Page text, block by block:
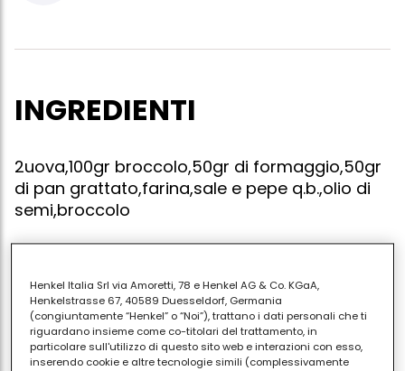
INGREDIENTI
2uova,100gr broccolo,50gr di formaggio,50gr
di pan grattato,farina,sale e pepe q.b.,olio di
semi,broccolo
Battere le uova per un paio di minuti,aggiungere a
pioggia il formaggio grattuggiato e il pan grattato e
continuare a battere.scolare bene il broccolo bollito
e amalgamarlo alle uova con le mani formando
Henkel Italia Srl via Amoretti, 78 e Henkel AG & Co. KGaA,
Henkelstrasse 67, 40589 Duesseldorf, Germania
(congiuntamente “Henkel” o “Noi”), trattano i dati personali che ti
riguardano insieme come co-titolari del trattamento, in
particolare sull'utilizzo di questo sito web e interazioni con esso,
inserendo cookie e altre tecnologie simili (complessivamente